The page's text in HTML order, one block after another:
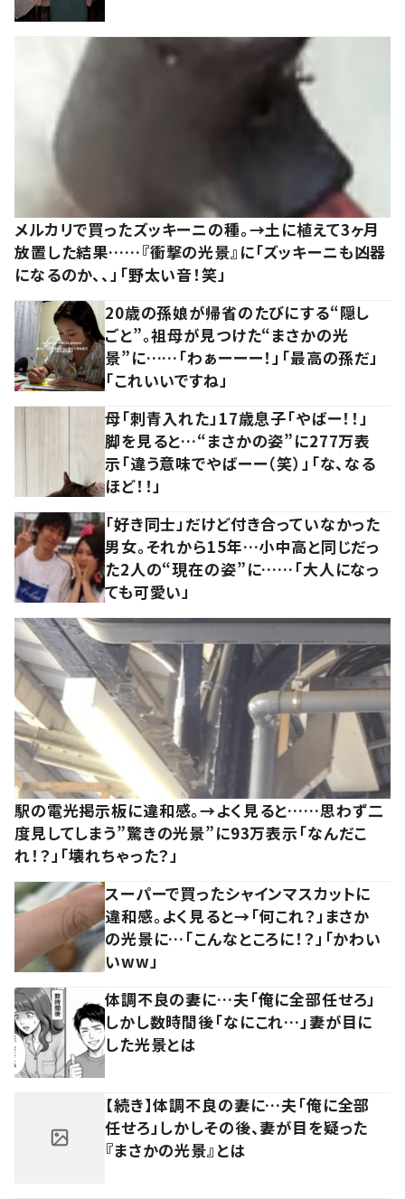
メルカリで買ったズッキーニの種。→土に植えて3ヶ月
放置した結果……『衝撃の光景』に「ズッキーニも凶器
になるのか、、」「野太い音！笑」
20歳の孫娘が帰省のたびにする“隠し
ごと”。祖母が見つけた“まさかの光
景”に……「わぁーーー！」「最高の孫だ」
「これいいですね」
母「刺青入れた」17歳息子「やばー！！」
脚を見ると…“まさかの姿”に277万表
示「違う意味でやばーー（笑）」「な、なる
ほど！！」
「好き同士」だけど付き合っていなかった
男女。それから15年…小中高と同じだっ
た2人の“現在の姿”に……「大人になっ
ても可愛い」
駅の電光掲示板に違和感。→よく見ると……思わず二
度見してしまう”驚きの光景”に93万表示「なんだこ
れ！？」「壊れちゃった？」
スーパーで買ったシャインマスカットに
違和感。よく見ると→「何これ？」まさか
の光景に…「こんなところに！？」「かわい
いww」
体調不良の妻に…夫「俺に全部任せろ」
しかし数時間後「なにこれ…」妻が目に
した光景とは
【続き】体調不良の妻に…夫「俺に全部
任せろ」しかしその後、妻が目を疑った
『まさかの光景』とは